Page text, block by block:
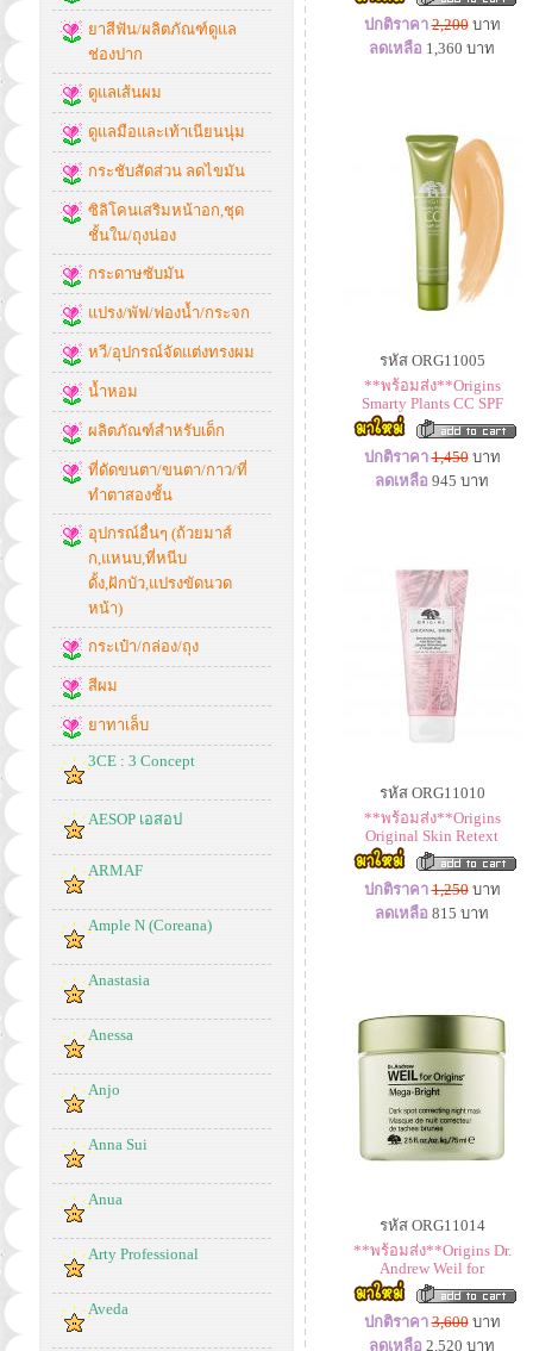
ยาสีฟัน/ผลิตภัณฑ์ดูแล
ช่องปาก
ดูแลเส้นผม
ดูแลมือและเท้าเนียนนุ่ม
กระชับสัดส่วน ลดไขมัน
ซิลิโคนเสริมหน้าอก,ชุด
ชั้นใน/ถุงน่อง
กระดาษซับมัน
แปรง/พัฟ/ฟองน้ำ/กระจก
หวี/อุปกรณ์จัดแต่งทรงผม
น้ำหอม
ผลิตภัณฑ์สำหรับเด็ก
ที่ดัดขนตา/ขนตา/กาว/ที่
ทำตาสองชั้น
อุปกรณ์อื่นๆ (ถ้วยมาส์
ก,แหนบ,ที่หนีบ
ดั้ง,ฝักบัว,แปรงขัดนวด
หน้า)
กระเป๋า/กล่อง/ถุง
สีผม
ยาทาเล็บ
3CE : 3 Concept
AESOP เอสอป
ARMAF
Ample N (Coreana)
Anastasia
Anessa
Anjo
Anna Sui
Anua
Arty Professional
Aveda
ปกติราคา 2,200บาท
ลดเหลือ 1,360 บาท
รหัส ORG11005
**พร้อมส่ง**Origins
Smarty Plants CC SPF
ปกติราคา 1,450บาท
ลดเหลือ 945 บาท
รหัส ORG11010
**พร้อมส่ง**Origins
Original Skin Retext
ปกติราคา 1,250บาท
ลดเหลือ 815 บาท
รหัส ORG11014
**พร้อมส่ง**Origins Dr.
Andrew Weil for
ปกติราคา 3,600บาท
ลดเหลือ 2,520 บาท